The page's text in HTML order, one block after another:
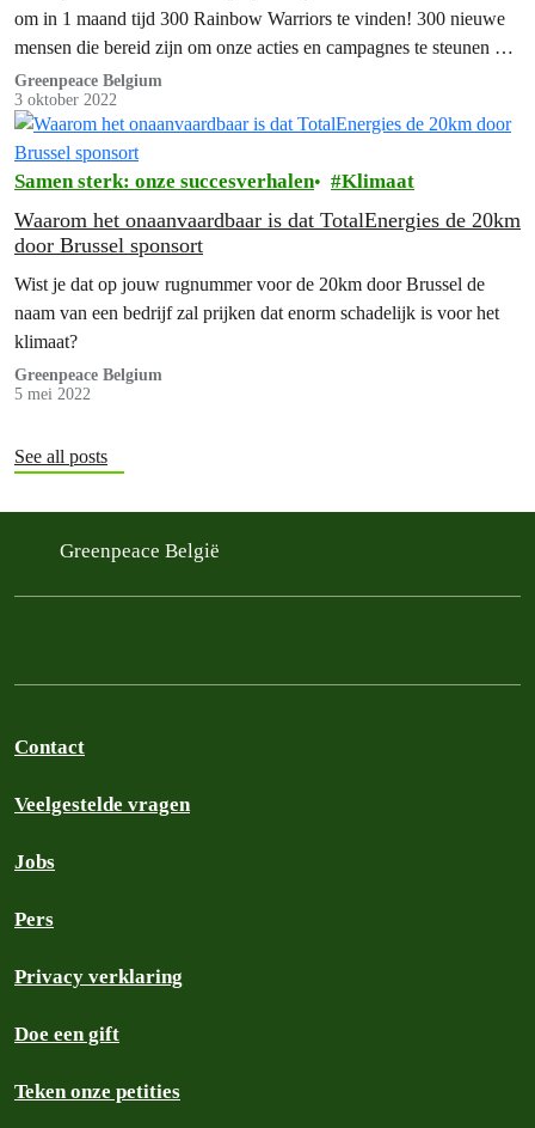
om in 1 maand tijd 300 Rainbow Warriors te vinden! 300 nieuwe
mensen die bereid zijn om onze acties en campagnes te steunen via
een maandelijkse bijdrage.
Greenpeace Belgium
3 oktober 2022
Samen sterk: onze succesverhalen Klimaat
Waarom het onaanvaardbaar is dat TotalEnergies de 20km
door Brussel sponsort
Wist je dat op jouw rugnummer voor de 20km door Brussel de
naam van een bedrijf zal prijken dat enorm schadelijk is voor het
klimaat?
Greenpeace Belgium
5 mei 2022
See all posts
Greenpeace België
Contact
Veelgestelde vragen
Jobs
Pers
Privacy verklaring
Doe een gift
Teken onze petities